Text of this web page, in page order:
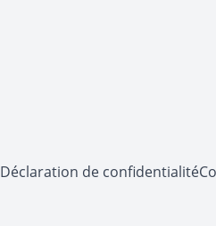
Déclaration de confidentialité